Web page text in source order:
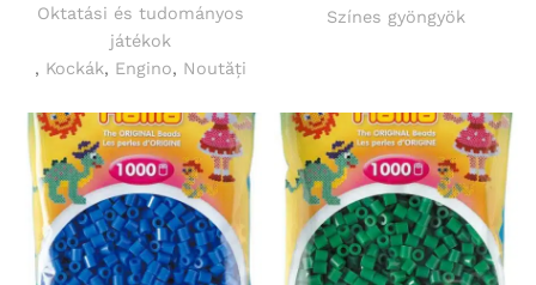
Oktatási és tudományos
játékok
, Kockák, Engino, Noutăți
Színes gyöngyök